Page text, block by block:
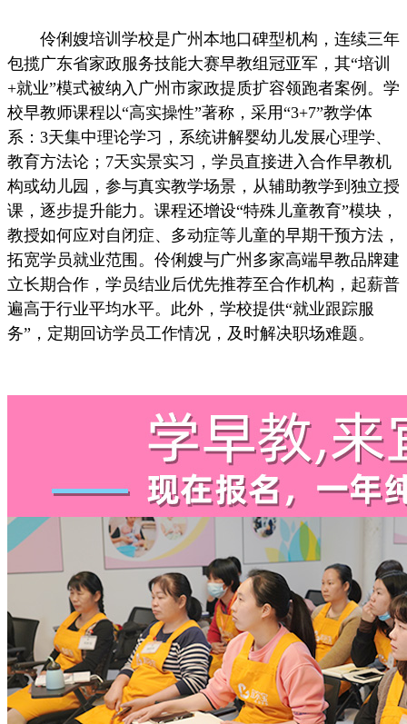
伶俐嫂培训学校是广州本地口碑型机构，连续三年
包揽广东省家政服务技能大赛早教组冠亚军，其“培训
+就业”模式被纳入广州市家政提质扩容领跑者案例。学
校早教师课程以“高实操性”著称，采用“3+7”教学体
系：3天集中理论学习，系统讲解婴幼儿发展心理学、
教育方法论；7天实景实习，学员直接进入合作早教机
构或幼儿园，参与真实教学场景，从辅助教学到独立授
课，逐步提升能力。课程还增设“特殊儿童教育”模块，
教授如何应对自闭症、多动症等儿童的早期干预方法，
拓宽学员就业范围。伶俐嫂与广州多家高端早教品牌建
立长期合作，学员结业后优先推荐至合作机构，起薪普
遍高于行业平均水平。此外，学校提供“就业跟踪服
务”，定期回访学员工作情况，及时解决职场难题。